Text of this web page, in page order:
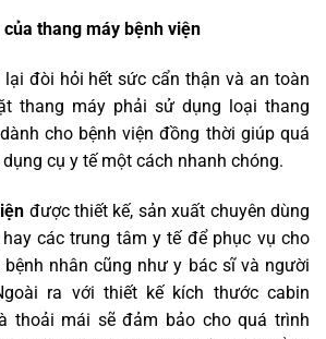
thang máy bệnh viện
đòi hỏi hết sức cẩn thận và an toàn
thang máy phải sử dụng loại thang
cho bệnh viện đồng thời giúp quá
cụ y tế một cách nhanh chóng.
được thiết kế, sản xuất chuyên dùng
các trung tâm y tế để phục vụ cho
nhân cũng như y bác sĩ và người
ra với thiết kế kích thước cabin
thoải mái sẽ đảm bảo cho quá trình